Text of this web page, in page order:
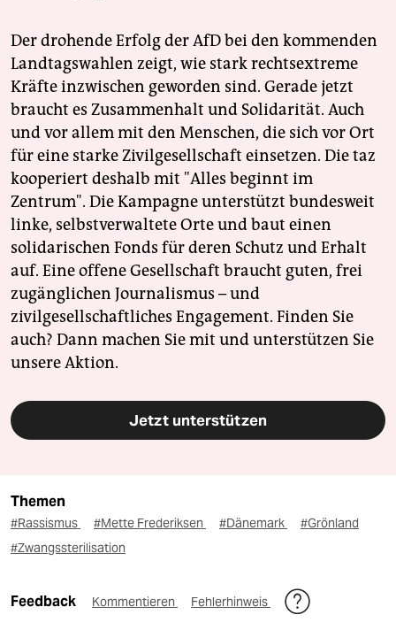
Der drohende Erfolg der AfD bei den kommenden
Landtagswahlen zeigt, wie stark rechtsextreme
Kräfte inzwischen geworden sind. Gerade jetzt
braucht es Zusammenhalt und Solidarität. Auch
und vor allem mit den Menschen, die sich vor Ort
für eine starke Zivilgesellschaft einsetzen. Die taz
kooperiert deshalb mit "Alles beginnt im
Zentrum". Die Kampagne unterstützt bundesweit
linke, selbstverwaltete Orte und baut einen
solidarischen Fonds für deren Schutz und Erhalt
auf. Eine offene Gesellschaft braucht guten, frei
zugänglichen Journalismus – und
zivilgesellschaftliches Engagement. Finden Sie
auch? Dann machen Sie mit und unterstützen Sie
unsere Aktion.
Jetzt unterstützen
Themen
#Rassismus #Mette Frederiksen #Dänemark
#Grönland
#Zwangssterilisation
Feedback Kommentieren Fehlerhinweis